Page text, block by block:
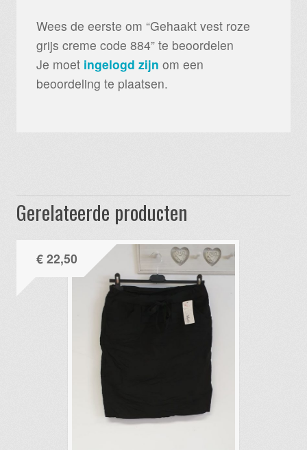
Wees de eerste om “Gehaakt vest roze
grijs creme code 884” te beoordelen
Je moet ingelogd zijn om een
beoordeling te plaatsen.
Gerelateerde producten
€22,50